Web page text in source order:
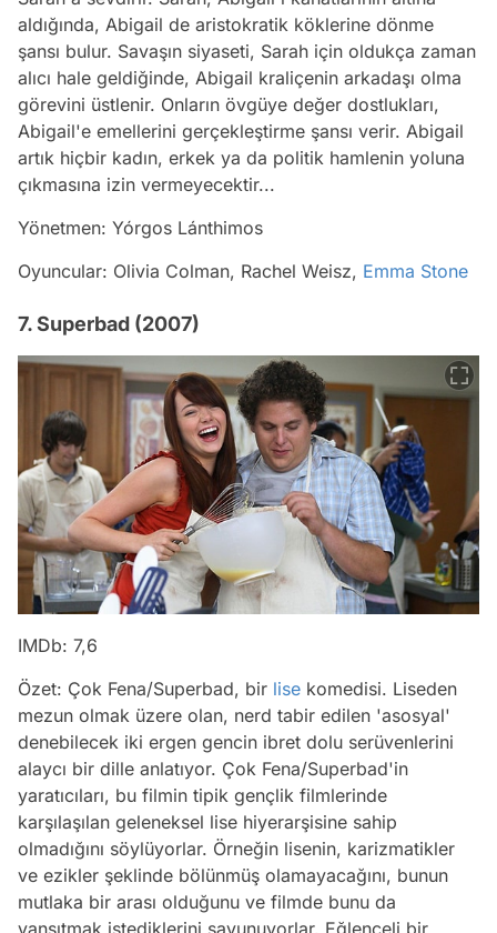
aldığında, Abigail de aristokratik köklerine dönme
şansı bulur. Savaşın siyaseti, Sarah için oldukça zaman
alıcı hale geldiğinde, Abigail kraliçenin arkadaşı olma
görevini üstlenir. Onların övgüye değer dostlukları,
Abigail'e emellerini gerçekleştirme şansı verir. Abigail
artık hiçbir kadın, erkek ya da politik hamlenin yoluna
çıkmasına izin vermeyecektir...
Yönetmen: Yórgos Lánthimos
Oyuncular: Olivia Colman, Rachel Weisz, Emma Stone
7. Superbad (2007)
IMDb: 7,6
Özet: Çok Fena/Superbad, bir lise komedisi. Liseden
mezun olmak üzere olan, nerd tabir edilen 'asosyal'
denebilecek iki ergen gencin ibret dolu serüvenlerini
alaycı bir dille anlatıyor. Çok Fena/Superbad'in
yaratıcıları, bu filmin tipik gençlik filmlerinde
karşılaşılan geleneksel lise hiyerarşisine sahip
olmadığını söylüyorlar. Örneğin lisenin, karizmatikler
ve ezikler şeklinde bölünmüş olamayacağını, bunun
mutlaka bir arası olduğunu ve filmde bunu da
yansıtmak istediklerini savunuyorlar. Eğlenceli bir